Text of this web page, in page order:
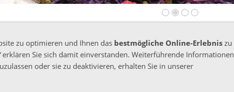
zu optimieren und Ihnen das bestmögliche Online-Erlebnis zu
erklären Sie sich damit einverstanden. Weiterführende Informationen
oder sie zu deaktivieren, erhalten Sie in unserer